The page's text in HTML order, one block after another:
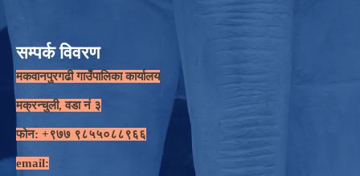
सम्पर्क विवरण
मकवानपुरगढी गाउँपालिका कार्यालय
मक्रन्चुली, वडा नं ३
फोन: +९७७ ९८५५०८८९६६
email: